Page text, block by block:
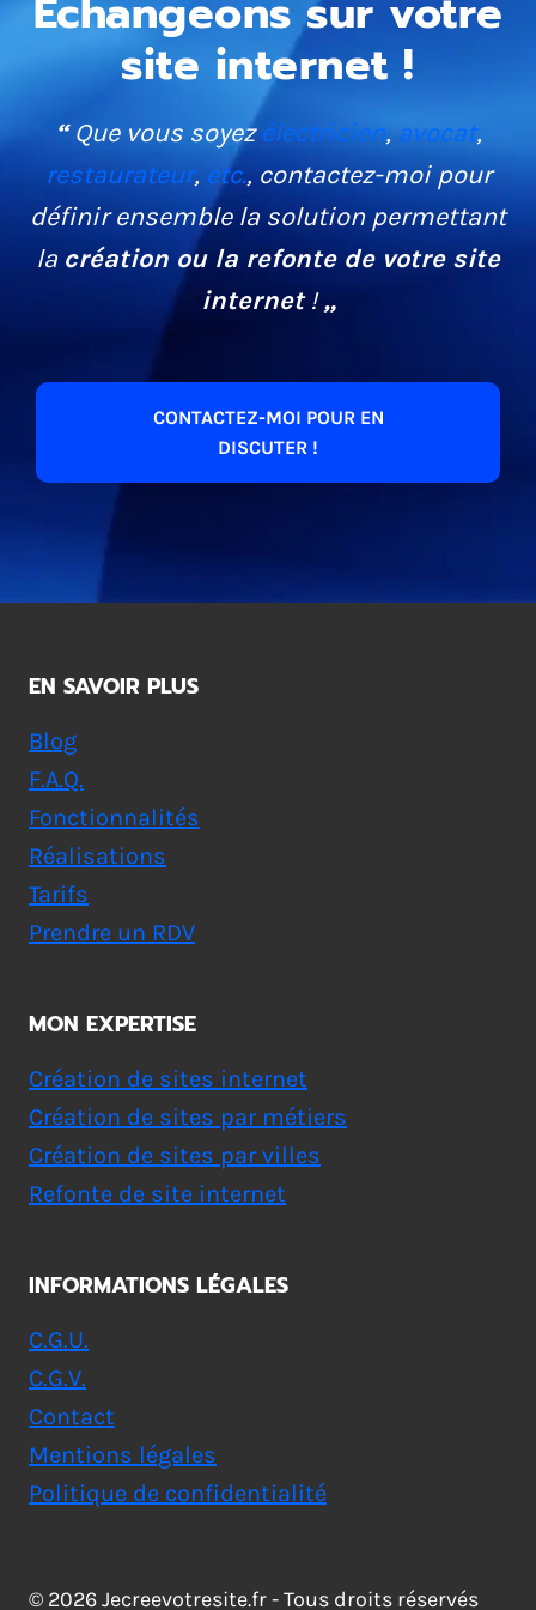
site internet. Une vraie relation de
confiance, rare et précieuse !
Échangeons sur votre
site internet !
“Que vous soyezélectricien, avocat,
restaurateur, etc., contactez-moi pour
définir ensemble la solution permettant
la création ou la refonte de votre site
internet!„
CONTACTEZ-MOI POUR EN
DISCUTER !
EN SAVOIR PLUS
Blog
F.A.Q.
Fonctionnalités
Réalisations
Tarifs
Prendre un RDV
MON EXPERTISE
Création de sites internet
Création de sites par métiers
Création de sites par villes
Refonte de site internet
INFORMATIONS LÉGALES
C.G.U.
C.G.V.
Contact
Mentions légales
Politique de confidentialité
© 2026 Jecreevotresite.fr - Tous droits réservés